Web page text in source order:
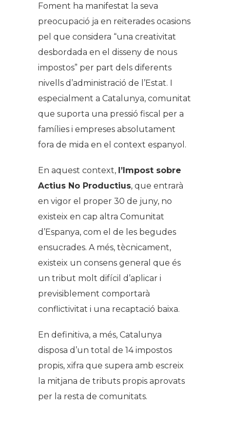
Foment ha manifestat la seva
preocupació ja en reiterades ocasions
pel que considera “una creativitat
desbordada en el disseny de nous
impostos” per part dels diferents
nivells d’administració de l’Estat. I
especialment a Catalunya, comunitat
que suporta una pressió fiscal per a
famílies i empreses absolutament
fora de mida en el context espanyol.
En aquest context, l’Impost sobre
Actius No Productius, que entrarà
en vigor el proper 30 de juny, no
existeix en cap altra Comunitat
d’Espanya, com el de les begudes
ensucrades. A més, tècnicament,
existeix un consens general que és
un tribut molt difícil d’aplicar i
previsiblement comportarà
conflictivitat i una recaptació baixa.
En definitiva, a més, Catalunya
disposa d’un total de 14 impostos
propis, xifra que supera amb escreix
la mitjana de tributs propis aprovats
per la resta de comunitats.